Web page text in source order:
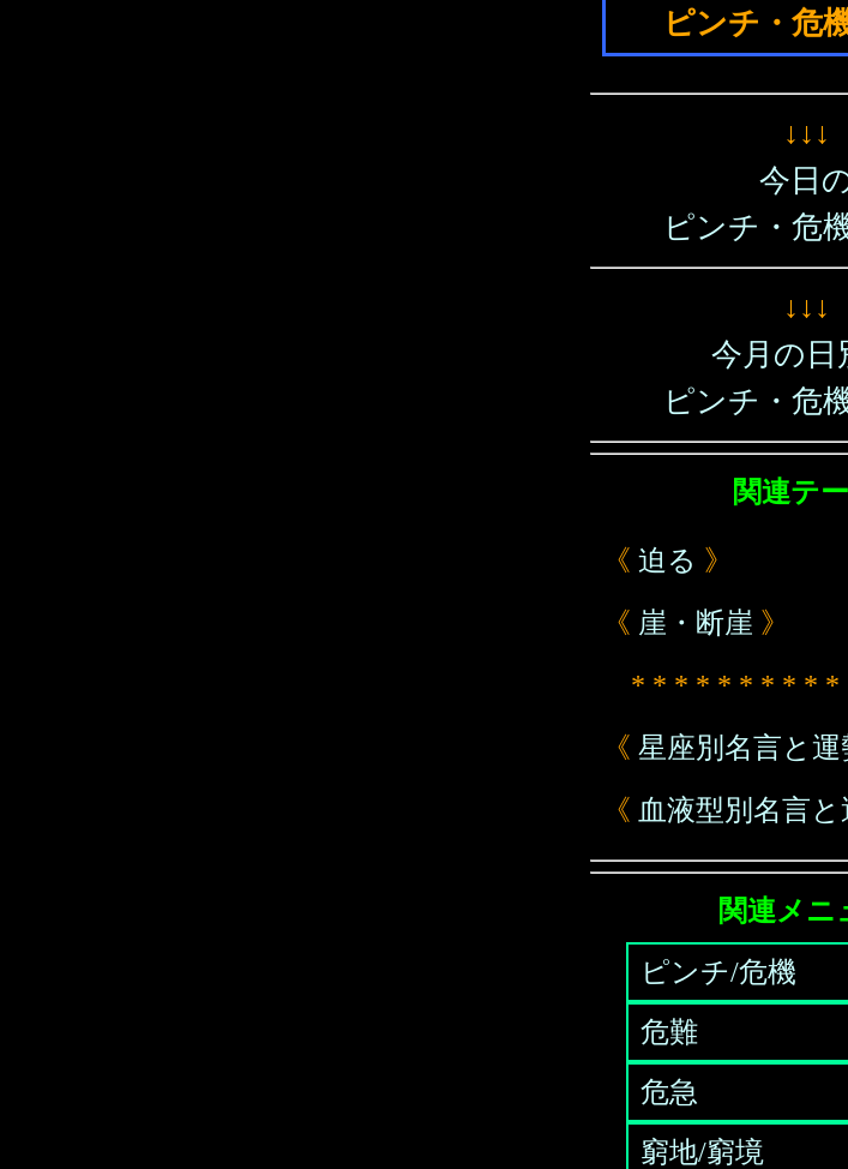
ピンチ・危
↓↓↓
今日
ピンチ・危
↓↓↓
今月の日
ピンチ・危
関連テ
《 迫る 》
《 崖・断崖 》
* * * * * * * * * *
《 星座別名言と運
《 血液型別名言と
関連メニ
ピンチ/危機
危難
危急
窮地/窮境